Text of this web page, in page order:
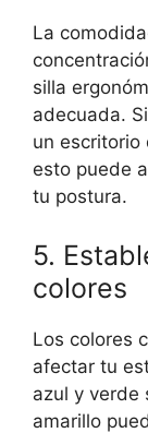
La
silla
adecuada.
un escritorio
esto puede
tu postura.
5.
colores
Los colores
afectar tu
azul y verde
amarillo